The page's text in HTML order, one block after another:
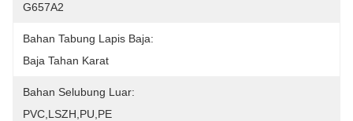
G657A2
Bahan Tabung Lapis Baja:
Baja Tahan Karat
Bahan Selubung Luar:
PVC,LSZH,PU,PE